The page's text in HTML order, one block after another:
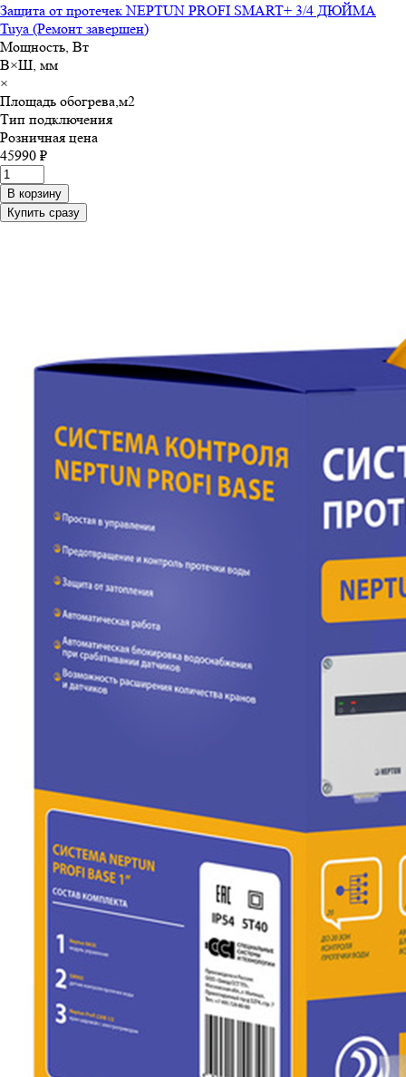
Защита от протечек NEPTUN PROFI SMART+ 3/4 ДЮЙМА
Tuya (Ремонт завершен)
Мощность, Вт
В×Ш, мм
×
Площадь обогрева,м2
Тип подключения
Розничная цена
45990 ₽
В корзину
Купить сразу